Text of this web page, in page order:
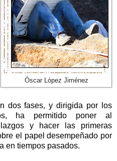
Óscar López Jiménez
dos fases, y dirigida por los
ha permitido poner al
y hacer las primeras
el papel desempeñado por
en tiempos pasados.